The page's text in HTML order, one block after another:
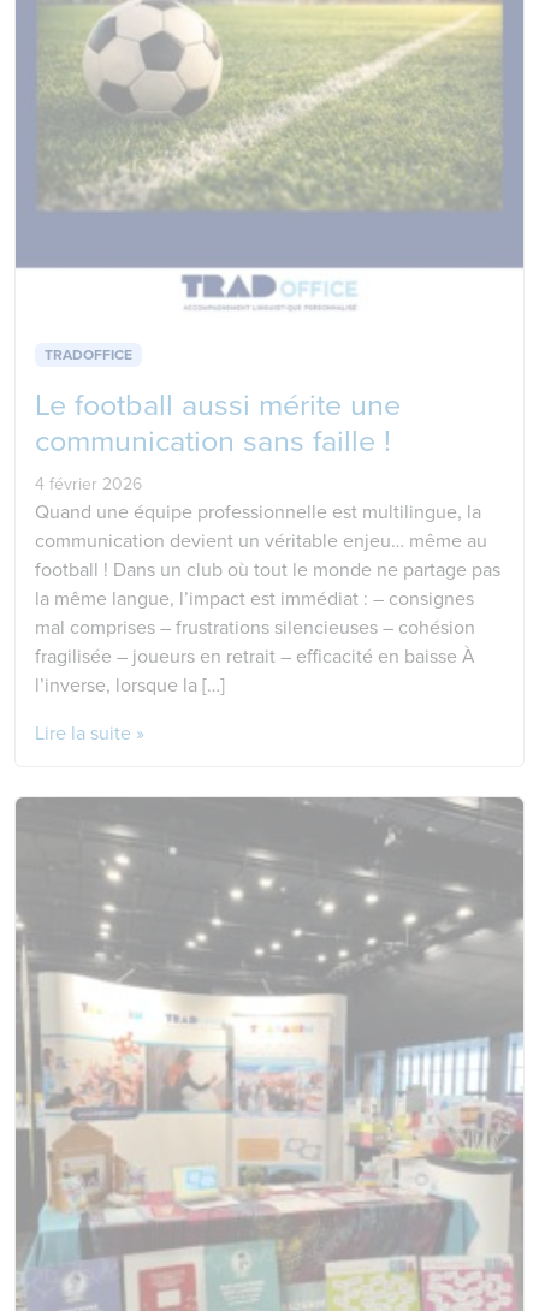
TRADOFFICE
Le football aussi mérite une
communication sans faille !
4 février 2026
Quand une équipe professionnelle est multilingue, la
communication devient un véritable enjeu… même au
football ! Dans un club où tout le monde ne partage pas
la même langue, l’impact est immédiat : – consignes
mal comprises – frustrations silencieuses – cohésion
fragilisée – joueurs en retrait – efficacité en baisse À
l’inverse, lorsque la […]
Lire la suite »